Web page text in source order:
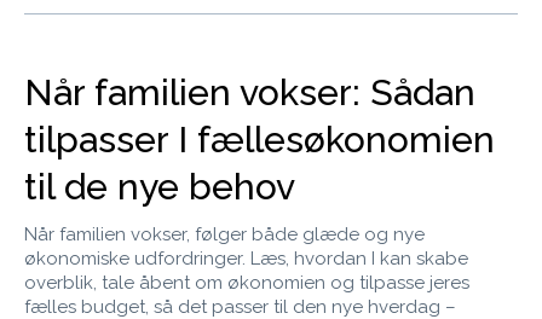
Når familien vokser: Sådan
tilpasser I fællesøkonomien
til de nye behov
Når familien vokser, følger både glæde og nye
økonomiske udfordringer. Læs, hvordan I kan skabe
overblik, tale åbent om økonomien og tilpasse jeres
fælles budget, så det passer til den nye hverdag –